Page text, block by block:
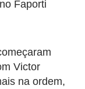
Faporti
Victor
na ordem,